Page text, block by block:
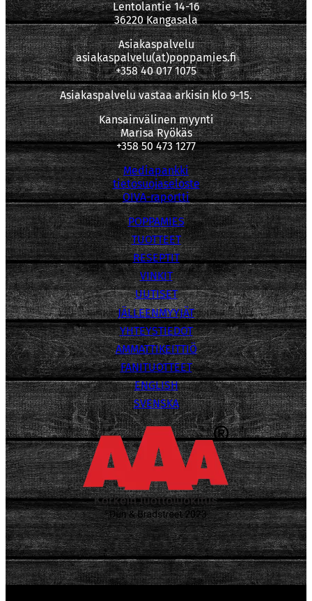
Lentolantie 14-16
36220 Kangasala
Asiakaspalvelu
asiakaspalvelu(at)poppamies.fi
+358 40 017 1075
Asiakaspalvelu vastaa arkisin klo 9-15.
Kansainvälinen myynti
Marisa Ryökäs
+358 50 473 1277
Mediapankki
tietosuojaseloste
OIVA-raportti
POPPAMIES
TUOTTEET
RESEPTIT
VINKIT
UUTISET
JÄLLEENMYYJÄT
YHTEYSTIEDOT
AMMATTIKEITTIÖ
FANITUOTTEET
ENGLISH
SVENSKA